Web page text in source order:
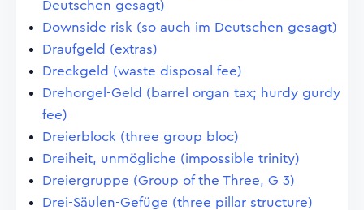
Deutschen gesagt)
Downside risk (so auch im Deutschen gesagt)
Draufgeld (extras)
Dreckgeld (waste disposal fee)
Drehorgel-Geld (barrel organ tax; hurdy gurdy
fee)
Dreierblock (three group bloc)
Dreiheit, unmögliche (impossible trinity)
Dreiergruppe (Group of the Three, G 3)
Drei-Säulen-Gefüge (three pillar structure)